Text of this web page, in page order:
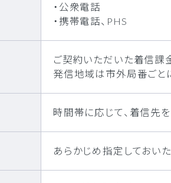
・公衆電話
・携帯電話、PHS
ご契約いただいた着信課
発信地域は市外局番ごと
時間帯に応じて、着信先
あらかじめ指定しておい